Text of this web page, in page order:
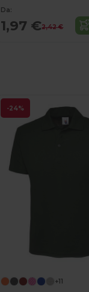
Da:
1,97 €2,42 €
-24%
+11